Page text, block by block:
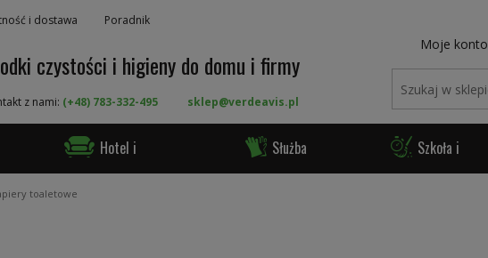
i dostawa Poradnik
czystości i higieny do domu i firmy
z nami: (+48) 783-332-495 sklep@verdeavis.pl
Moje konto
Hotel i
Gastronomia
Służba Szkoła i
toaletowe